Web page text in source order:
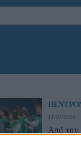
ΠΕΝΥ
11/03/2026
Από την